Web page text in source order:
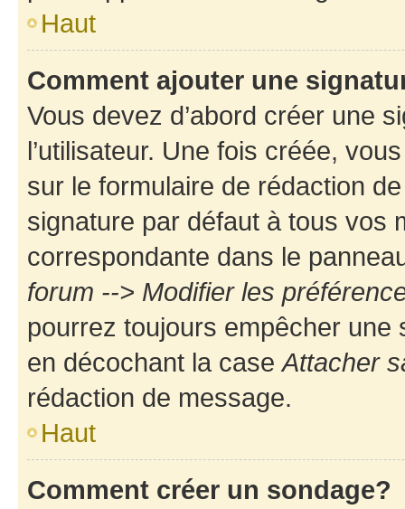
Haut
Comment ajouter une
Vous devez d’abord créer une
l’utilisateur. Une fois créée,
sur le formulaire de rédaction
signature par défaut à tous vos
correspondante dans le
forum --> Modifier les
pourrez toujours empêcher une
en décochant la caseAttacher
rédaction de message.
Haut
Comment créer un sondage?